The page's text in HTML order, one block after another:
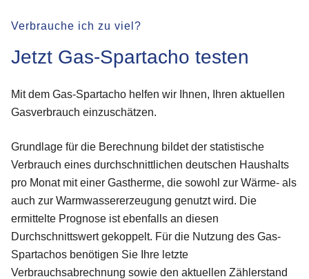
Verbrauche ich zu viel?
Jetzt Gas-Spartacho testen
Mit dem Gas-Spartacho helfen wir Ihnen, Ihren aktuellen
Gasverbrauch einzuschätzen.
Grundlage für die Berechnung bildet der statistische
Verbrauch eines durchschnittlichen deutschen Haushalts
pro Monat mit einer Gastherme, die sowohl zur Wärme- als
auch zur Warmwassererzeugung genutzt wird. Die
ermittelte Prognose ist ebenfalls an diesen
Durchschnittswert gekoppelt. Für die Nutzung des Gas-
Spartachos benötigen Sie Ihre letzte
Verbrauchsabrechnung sowie den aktuellen Zählerstand